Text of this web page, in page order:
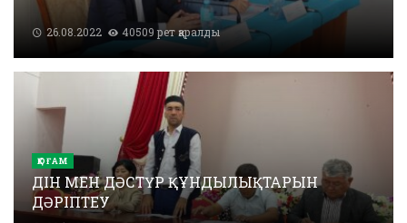
26.08.2022 40509 рет қаралды
ҚОҒАМ
ДІН МЕН ДӘСТҮР ҚҰНДЫЛЫҚТАРЫН
ДӘРІПТЕУ